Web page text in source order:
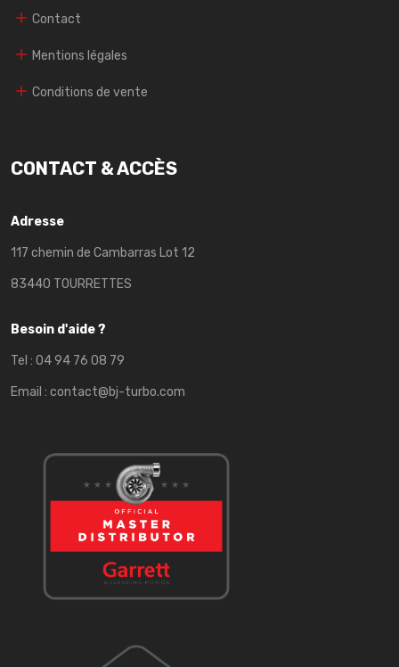
Contact
Mentions légales
Conditions de vente
CONTACT & ACCÈS
Adresse
117 chemin de Cambarras Lot 12
83440 TOURRETTES
Besoin d'aide ?
Tel : 04 94 76 08 79
Email : contact@bj-turbo.com